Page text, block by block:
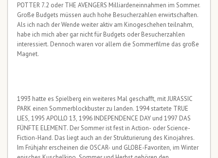
POTTER 7.2 oder THE AVENGERS Milliardeneinnahmen im Sommer.
Große Budgets müssen auch hohe Besucherzahlen erwirtschaften.
Als ich nach der Wende weiter aktiv am Kinogeschehen teilnahm,
habe ich mich aber gar nicht für Budgets oder Besucherzahlen
interessiert. Dennoch waren vor allem die Sommerfilme das große
Magnet.
1993 hatte es Spielberg ein weiteres Mal geschafft, mit JURASSIC
PARK einen Sommerblockbuster zu landen. 1994 startete TRUE
LIES, 1995 APOLLO 13, 1996 INDEPENDENCE DAY und 1997 DAS
FÜNFTE ELEMENT. Der Sommer ist fest in Action- oder Science-
Fiction-Hand. Das liegt auch an der Strukturierung des Kinojahres.
Im Frühjahr erscheinen die OSCAR- und GLOBE-Favoriten, im Winter